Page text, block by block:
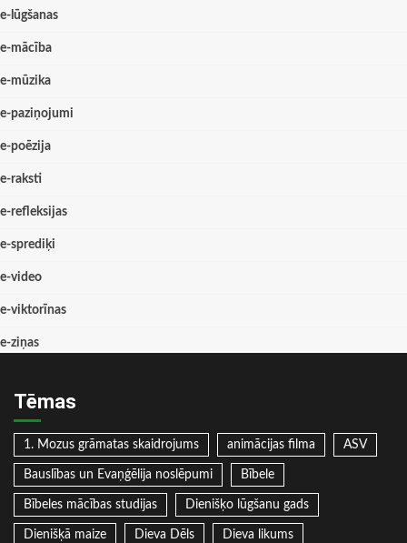
e-lūgšanas
e-mācība
e-mūzika
e-paziņojumi
e-poēzija
e-raksti
e-refleksijas
e-sprediķi
e-video
e-viktorīnas
e-ziņas
Tēmas
1. Mozus grāmatas skaidrojums animācijas filma ASV
Bauslības un Evaņģēlija noslēpumi Bībele
Bībeles mācības studijas Dienišķo lūgšanu gads
Dienišķā maize Dieva Dēls Dieva likums